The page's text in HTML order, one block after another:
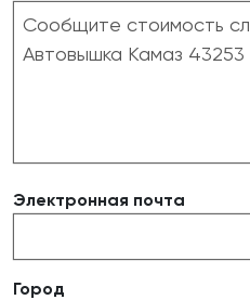
Электронная почта
Город